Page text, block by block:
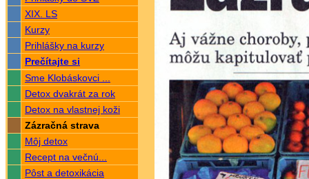
XIX. LS
Kurzy
Prihlášky na kurzy
Prečítajte si
Sme Klobáskovci ...
Detox dvakrát za rok
Detox na vlastnej koži
Zázračná strava
Môj detox
Recept na večnú...
Pôst a detoxikácia